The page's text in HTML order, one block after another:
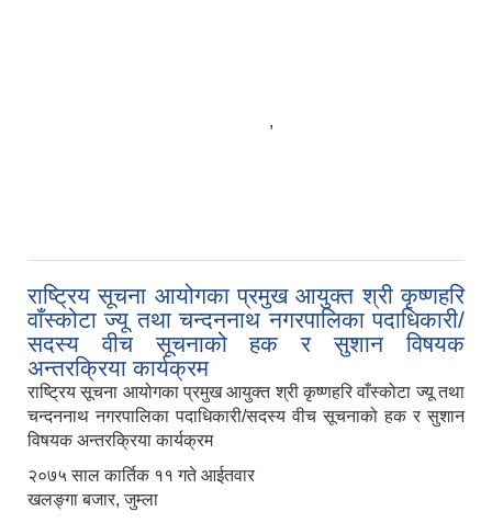
,
राष्ट्रिय सूचना आयोगका प्रमुख आयुक्त श्री कृष्णहरि
वाँस्कोटा ज्यू तथा चन्दननाथ नगरपालिका पदाधिकारी/
सदस्य वीच सूचनाको हक र सुशान विषयक
अन्तरक्रिया कार्यक्रम
राष्ट्रिय सूचना आयोगका प्रमुख आयुक्त श्री कृष्णहरि वाँस्कोटा ज्यू तथा
चन्दननाथ नगरपालिका पदाधिकारी/सदस्य वीच सूचनाको हक र सुशान
विषयक अन्तरक्रिया कार्यक्रम
२०७५ साल कार्तिक ११ गते आईतवार
खलङ्गा बजार, जुम्ला